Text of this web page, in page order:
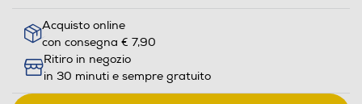
Acquisto online
con consegna € 7,90
Ritiro in negozio
in 30 minuti e sempre gratuito